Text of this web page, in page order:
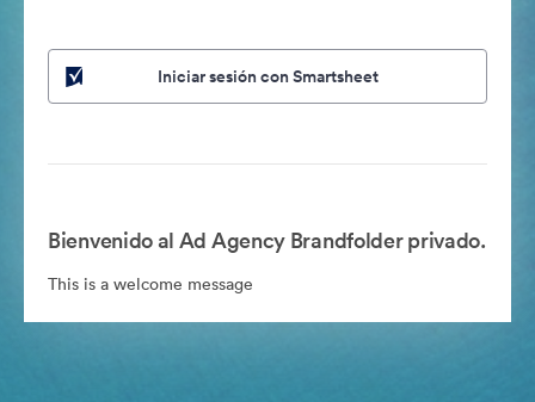
Iniciar sesión con Smartsheet
Bienvenido al Ad Agency Brandfolder privado.
This is a welcome message